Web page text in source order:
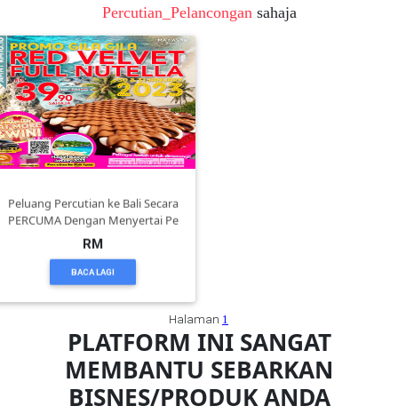
Percutian_Pelancongan sahaja
Peluang Percutian ke Bali Secara
PERCUMA Dengan Menyertai Pe
RM
BACA LAGI
Halaman 1
PLATFORM INI SANGAT
MEMBANTU SEBARKAN
BISNES/PRODUK ANDA
FESYEN
WANITA(0)
KECANTIKAN(7)
LELAKI(0)
MINYAK
WANGI(8)
PENDIDIKAN(19)